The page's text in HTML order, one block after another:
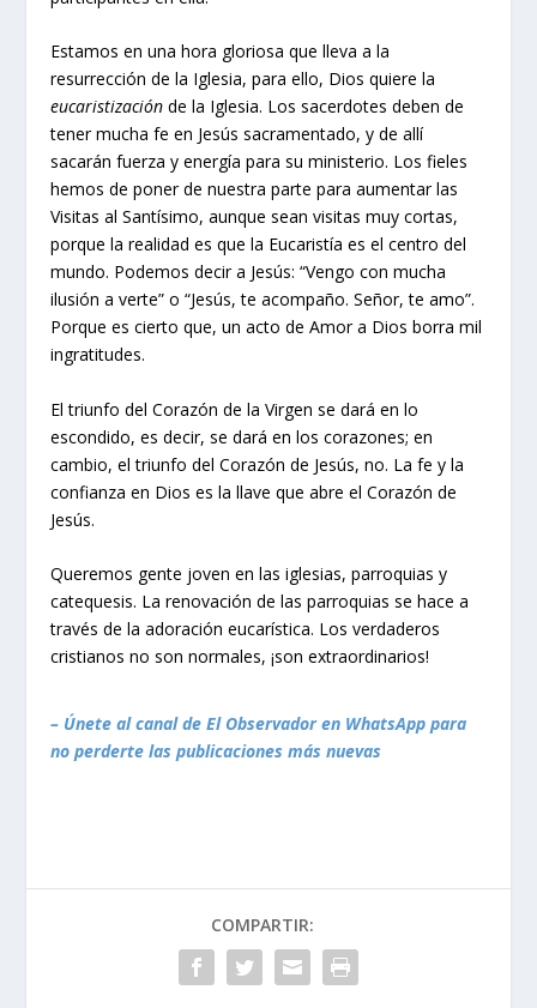
Estamos en una hora gloriosa que lleva a la
resurrección de la Iglesia, para ello, Dios quiere la
eucaristización de la Iglesia. Los sacerdotes deben de
tener mucha fe en Jesús sacramentado, y de allí
sacarán fuerza y energía para su ministerio. Los fieles
hemos de poner de nuestra parte para aumentar las
Visitas al Santísimo, aunque sean visitas muy cortas,
porque la realidad es que la Eucaristía es el centro del
mundo. Podemos decir a Jesús: “Vengo con mucha
ilusión a verte” o “Jesús, te acompaño. Señor, te amo”.
Porque es cierto que, un acto de Amor a Dios borra mil
ingratitudes.
El triunfo del Corazón de la Virgen se dará en lo
escondido, es decir, se dará en los corazones; en
cambio, el triunfo del Corazón de Jesús, no. La fe y la
confianza en Dios es la llave que abre el Corazón de
Jesús.
Queremos gente joven en las iglesias, parroquias y
catequesis. La renovación de las parroquias se hace a
través de la adoración eucarística. Los verdaderos
cristianos no son normales, ¡son extraordinarios!
– Únete al canal de El Observador en WhatsApp para
no perderte las publicaciones más nuevas
COMPARTIR: